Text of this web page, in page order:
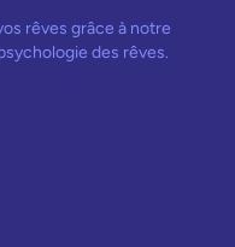
rêves grâce à notre
des rêves.